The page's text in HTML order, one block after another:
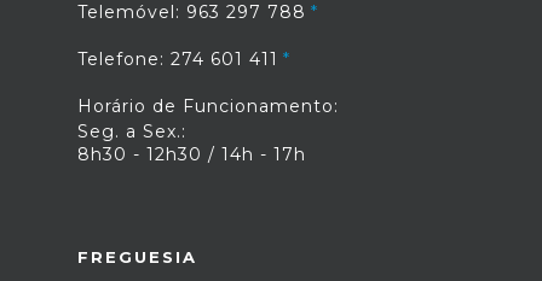
Telemóvel: 963 297 788
Telefone: 274 601 411
Horário de Funcionamento:
Seg. a Sex.:
8h30 - 12h30 / 14h - 17h
FREGUESIA